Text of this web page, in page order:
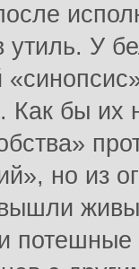
утиль. У
Как бы их
но из
потешные